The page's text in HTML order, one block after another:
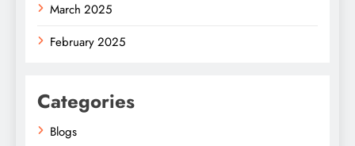
March 2025
February 2025
Categories
Blogs